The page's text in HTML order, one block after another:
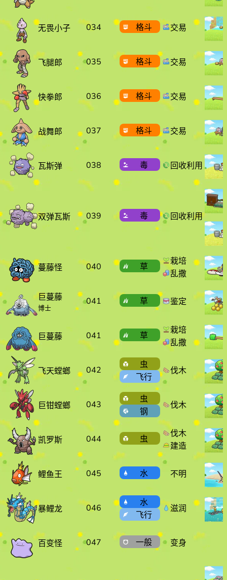
无畏小子 034 格斗 交易
飞腿郎 035 格斗 交易
快拳郎 036 格斗 交易
战舞郎 037 格斗 交易
瓦斯弹 038 毒 回收利用
双弹瓦斯 039 毒 回收利用
蔓藤怪 040 草
栽培
乱撒
巨蔓藤
博士
041 草 鉴定
巨蔓藤 041 草
栽培
乱撒
飞天螳螂 042
虫
飞行
伐木
巨钳螳螂 043
虫
钢
伐木
凯罗斯 044 虫
伐木
建造
鲤鱼王 045 水 不明
暴鲤龙 046
水
飞行
滋润
百变怪 047 一般 变身